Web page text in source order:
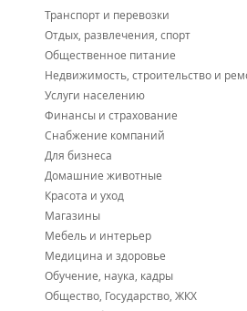
Транспорт и перевозки
Отдых, развлечения, спорт
Общественное питание
Недвижимость, строительство и
Услуги населению
Финансы и страхование
Снабжение компаний
Для бизнеса
Домашние животные
Красота и уход
Магазины
Мебель и интерьер
Медицина и здоровье
Обучение, наука, кадры
Общество, Государство, ЖКХ